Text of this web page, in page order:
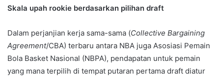
Skala upah rookie berdasarkan pilihan draft
Dalam perjanjian kerja sama-sama (Collective Bargaining
Agreement/CBA) terbaru antara NBA juga Asosiasi Pemain
Bola Basket Nasional (NBPA), pendapatan untuk pemain
yang mana terpilih di tempat putaran pertama draft diatur